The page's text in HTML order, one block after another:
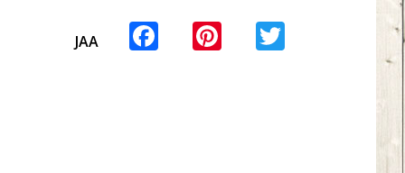
JAA Facebook
PinterestTwitter